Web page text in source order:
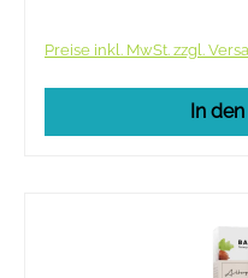
Preise inkl. MwSt. zzgl.
In